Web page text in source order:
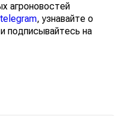
агроновостей
telegram , узнавайте о
и подписывайтесь на